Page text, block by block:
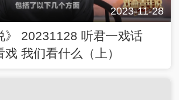
2023-11-28
》 20231128 听君一戏话
我们看什么（上）